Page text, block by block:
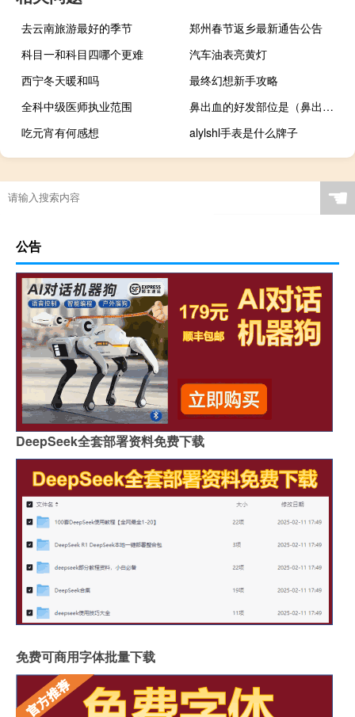
去云南旅游最好的季节
郑州春节返乡最新通告公告
科目一和科目四哪个更难
汽车油表亮黄灯
西宁冬天暖和吗
最终幻想新手攻略
全科中级医师执业范围
鼻出血的好发部位是（鼻出血的治疗方法）
吃元宵有何感想
alylshl手表是什么牌子
☚
公告
DeepSeek全套部署资料免费下载
免费可商用字体批量下载